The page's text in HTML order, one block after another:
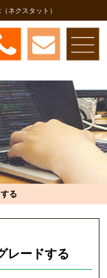
ネクスタット）
る
レードする